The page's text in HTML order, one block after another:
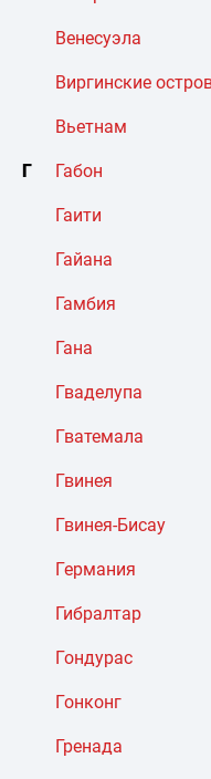
Венесуэла
Виргинские
Вьетнам
Г Габон
Гаити
Гайана
Гамбия
Гана
Гваделупа
Гватемала
Гвинея
Гвинея-Бисау
Германия
Гибралтар
Гондурас
Гонконг
Гренада